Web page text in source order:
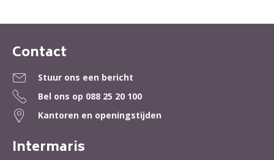
Contactinformatie
Contact
Stuur ons een bericht
Bel ons op 088 25 20 100
Kantoren en openingstijden
Intermaris